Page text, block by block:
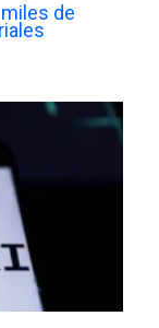
de